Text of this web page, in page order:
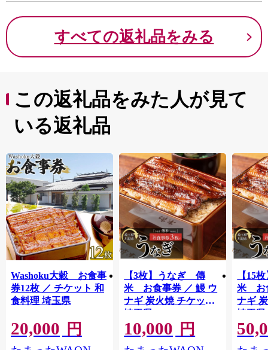
すべての返礼品をみる
この返礼品をみた人が見て
いる返礼品
Washoku大穀 お食事
券12枚 ／ チケット 和
食料理 埼玉県
20,000 円
【3枚】うなぎ 傳
米 お食事券 ／ 鰻 ウ
ナギ 炭火焼 チケット
埼玉県
10,000 円
【15
米 お
ナギ
埼玉県